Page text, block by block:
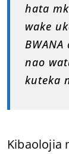
hata
wake
nao
kuteka
Kibaolojia